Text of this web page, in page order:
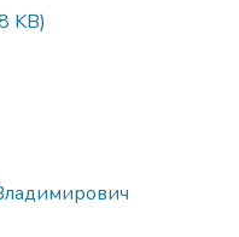
KB)